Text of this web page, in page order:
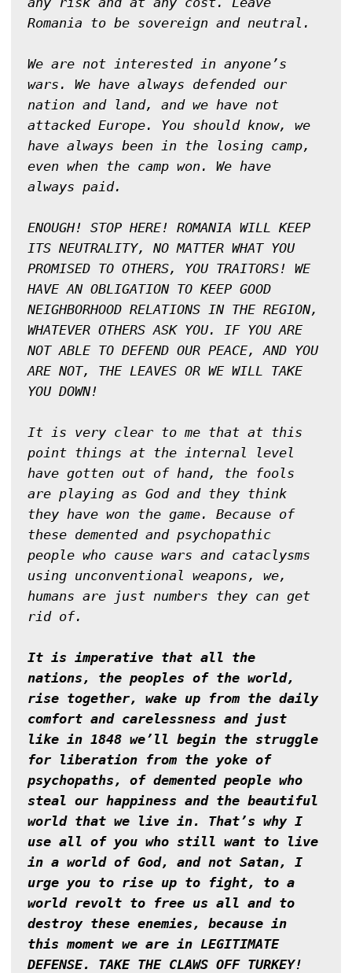
Romania to be sovereign and neutral.
We are not interested in anyone’s
wars. We have always defended our
nation and land, and we have not
attacked Europe. You should know, we
have always been in the losing camp,
even when the camp won. We have
always paid.
ENOUGH! STOP HERE! ROMANIA WILL KEEP
ITS NEUTRALITY, NO MATTER WHAT YOU
PROMISED TO OTHERS, YOU TRAITORS! WE
HAVE AN OBLIGATION TO KEEP GOOD
NEIGHBORHOOD RELATIONS IN THE REGION,
WHATEVER OTHERS ASK YOU. IF YOU ARE
NOT ABLE TO DEFEND OUR PEACE, AND YOU
ARE NOT, THE LEAVES OR WE WILL TAKE
YOU DOWN!
It is very clear to me that at this
point things at the internal level
have gotten out of hand, the fools
are playing as God and they think
they have won the game. Because of
these demented and psychopathic
people who cause wars and cataclysms
using unconventional weapons, we,
humans are just numbers they can get
rid of.
It is imperative that all the
nations, the peoples of the world,
rise together, wake up from the daily
comfort and carelessness and just
like in 1848 we’ll begin the struggle
for liberation from the yoke of
psychopaths, of demented people who
steal our happiness and the beautiful
world that we live in. That’s why I
use all of you who still want to live
in a world of God, and not Satan, I
urge you to rise up to fight, to a
world revolt to free us all and to
destroy these enemies, because in
this moment we are in LEGITIMATE
DEFENSE. TAKE THE CLAWS OFF TURKEY!